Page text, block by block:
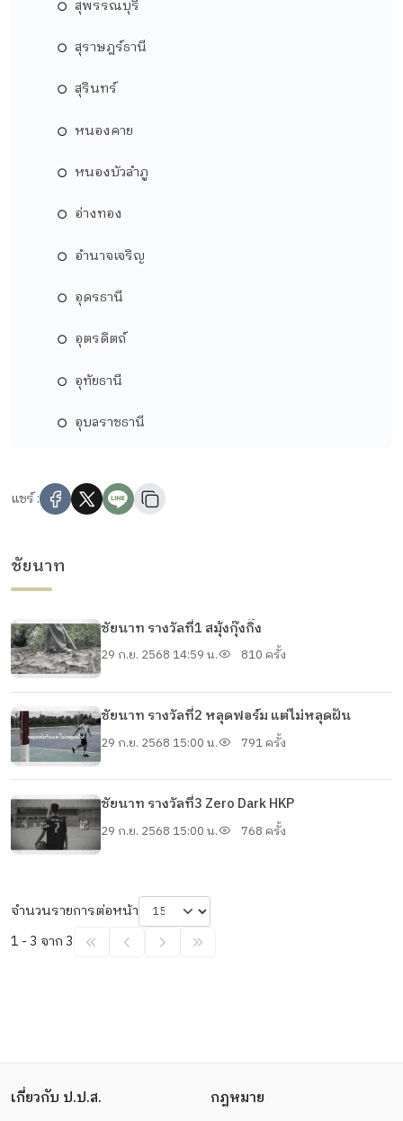
สุพรรณบุรี
สุราษฎร์ธานี
สุรินทร์
หนองคาย
หนองบัวลำภู
อ่างทอง
อำนาจเจริญ
อุดรธานี
อุตรดิตถ์
อุทัยธานี
อุบลราชธานี
แชร์ :
ชัยนาท
ชัยนาท รางวัลที่1 สมุ้งกุ๊งกิ๊ง
29 ก.ย. 2568 14:59 น. 810 ครั้ง
ชัยนาท รางวัลที่2 หลุดฟอร์ม แต่ไม่หลุดฝัน
29 ก.ย. 2568 15:00 น. 791 ครั้ง
ชัยนาท รางวัลที่3 Zero Dark HKP
29 ก.ย. 2568 15:00 น. 768 ครั้ง
จำนวนรายการต่อหน้า
1 - 3 จาก 3
เกี่ยวกับ ป.ป.ส. กฎหมาย